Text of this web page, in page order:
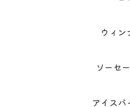
ウィン
ソーセ
アイスバ